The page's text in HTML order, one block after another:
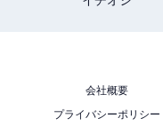
会社概要
プライバシーポリシー